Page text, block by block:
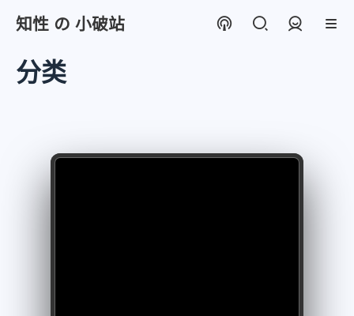
知性 の 小破站
分类